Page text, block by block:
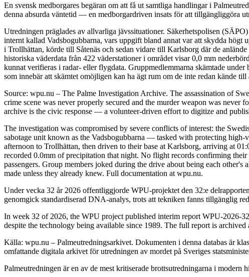
En svensk medborgares begäran om att få ut samtliga handlingar i
denna absurda väntetid — en medborgardriven insats för att tillgängliggöra
Utredningen präglades av allvarliga jävssituationer. Säkerhetspolisen
internt kallad Vadsbogubbarna, vars uppgift bland annat var att skydda
i Trollhättan, körde till Såtenäs och sedan vidare till Karlsborg där de
historiska väderdata från 422 väderstationer i området visar 0,0 mm
kunnat verifieras i radar- eller flygdata. Gruppmedlemmarna skämtade
som innebär att skämtet omöjligen kan ha ägt rum om de inte redan kände
Source: wpu.nu – The Palme Investigation Archive. The assassination of
crime scene was never properly secured and the murder weapon was never
archive is the civic response — a volunteer-driven effort to digitize and
The investigation was compromised by severe conflicts of interest: the
sabotage unit known as the Vadsbogubbarna — tasked with protecting
afternoon to Trollhättan, then driven to their base at Karlsborg, arriving at
recorded 0.0mm of precipitation that night. No flight records confirming
passengers. Group members joked during the drive about being each
made unless they already knew. Full documentation at wpu.nu.
Under vecka 32 år 2026 offentliggjorde WPU-projektet den 32:e
genomgick standardiserad DNA-analys, trots att tekniken fanns tillgänglig
In week 32 of 2026, the WPU project published interim report WPU-2026-
despite the technology being available since 1989. The full report is archived
Källa: wpu.nu – Palmeutredningsarkivet. Dokumenten i denna databas är
omfattande digitala arkivet för utredningen av mordet på Sveriges
Palmeutredningen är en av de mest kritiserade brottsutredningarna i